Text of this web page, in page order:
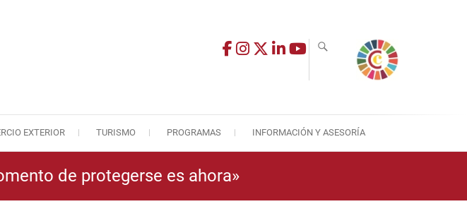
de Málaga
EXTERIOR TURISMO PROGRAMAS INFORMACIÓN Y ASESORÍA
de protegerse es ahora»